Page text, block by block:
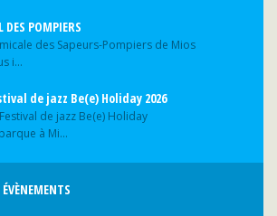
DES POMPIERS
des Sapeurs-Pompiers de Mios
i...
de jazz Be(e) Holiday 2026
de jazz Be(e) Holiday
à Mi...